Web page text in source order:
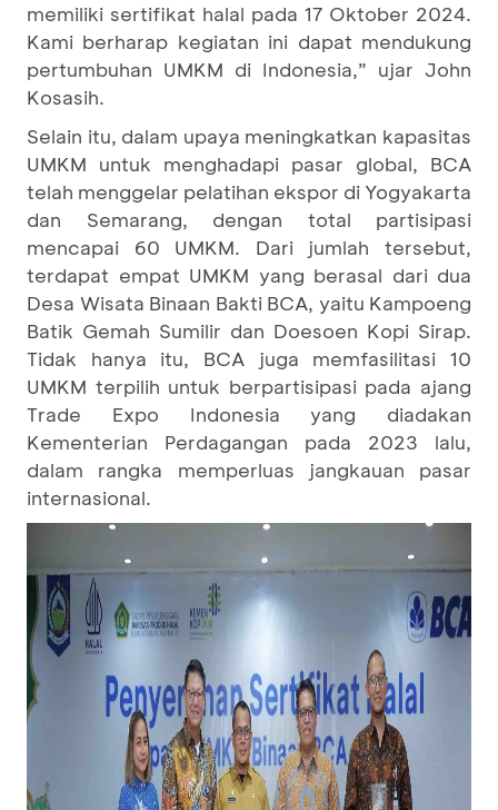
memiliki sertifikat halal pada 17 Oktober 2024.
Kami berharap kegiatan ini dapat mendukung
pertumbuhan UMKM di Indonesia,” ujar John
Kosasih.
Selain itu, dalam upaya meningkatkan kapasitas
UMKM untuk menghadapi pasar global, BCA
telah menggelar pelatihan ekspor di Yogyakarta
dan Semarang, dengan total partisipasi
mencapai 60 UMKM. Dari jumlah tersebut,
terdapat empat UMKM yang berasal dari dua
Desa Wisata Binaan Bakti BCA, yaitu Kampoeng
Batik Gemah Sumilir dan Doesoen Kopi Sirap.
Tidak hanya itu, BCA juga memfasilitasi 10
UMKM terpilih untuk berpartisipasi pada ajang
Trade Expo Indonesia yang diadakan
Kementerian Perdagangan pada 2023 lalu,
dalam rangka memperluas jangkauan pasar
internasional.